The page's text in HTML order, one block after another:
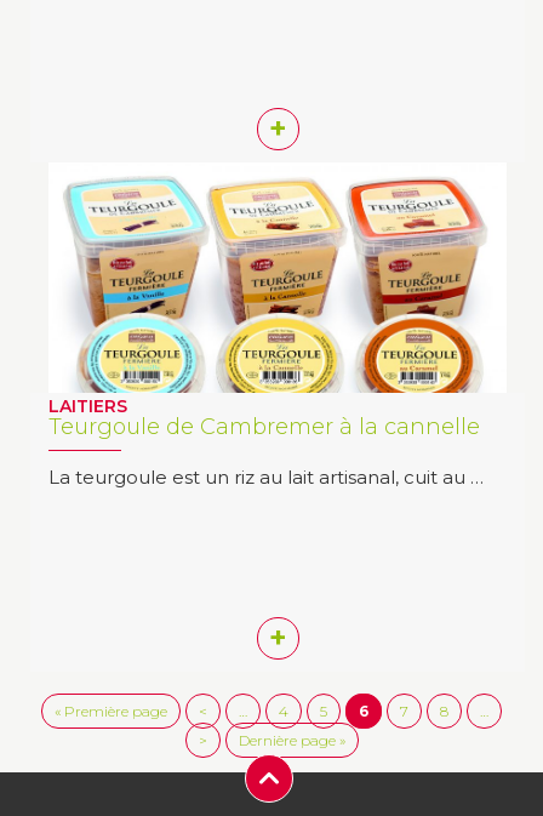
+
LAITIERS
Teurgoule de Cambremer à la cannelle
La teurgoule est un riz au lait artisanal, cuit au …
+
« Première page < … 4 5 6 7 8
…
>
Dernière page »